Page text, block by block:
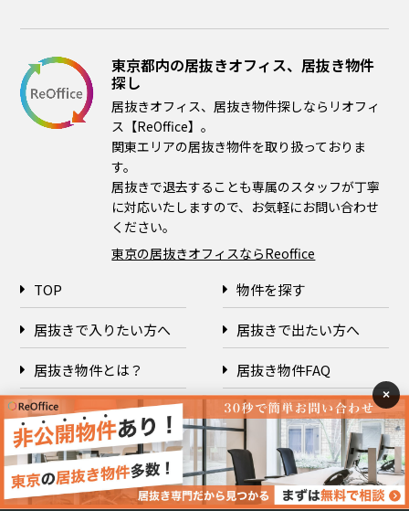
東京都内の居抜きオフィス、居抜き物件
探し
居抜きオフィス、居抜き物件探しならリオフィ
ス【ReOffice】。
関東エリアの居抜き物件を取り扱っておりま
す。
居抜きで退去することも専属のスタッフが丁寧
に対応いたしますので、お気軽にお問い合わせ
ください。
東京の居抜きオフィスならReoffice
TOP 物件を探す
居抜きで入りたい方へ 居抜きで出たい方へ
居抜き物件とは？ 居抜き物件FAQ
企業情報 プライバシーポリシー
Copyright © 2026 ReOffice All rights reserved.
×